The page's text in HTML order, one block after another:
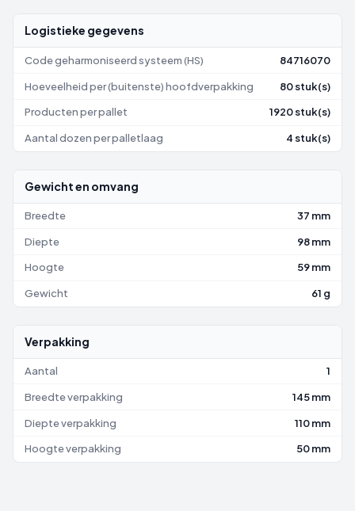
Logistieke gegevens
Code geharmoniseerd systeem (HS) 84716070
Hoeveelheid per (buitenste) hoofdverpakking 80 stuk(s)
Producten per pallet 1920 stuk(s)
Aantal dozen per palletlaag 4 stuk(s)
Gewicht en omvang
Breedte 37 mm
Diepte 98 mm
Hoogte 59 mm
Gewicht 61 g
Verpakking
Aantal 1
Breedte verpakking 145 mm
Diepte verpakking 110 mm
Hoogte verpakking 50 mm